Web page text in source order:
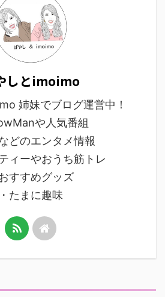
しとimoimo
姉妹でブログ運営中！
や人気番組
どのエンタメ情報
ィーやおうち筋トレ
すすめグッズ
・たまに趣味